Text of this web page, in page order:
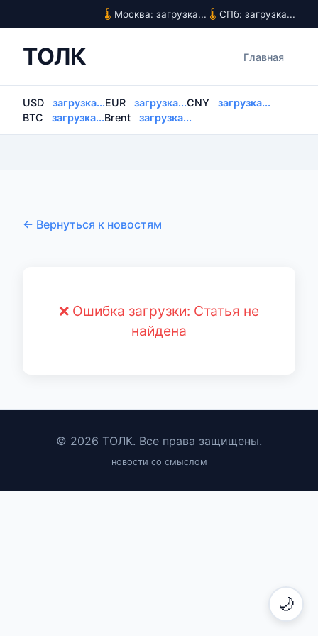
🌙
Москва: загрузка... СПб: загрузка...
ТОЛК Главная
USD загрузка...EUR загрузка...CNY
загрузка...
BTC
загрузка...Brent загрузка...
← Вернуться к новостям
❌ Ошибка загрузки: Статья не
найдена
© 2026 ТОЛК. Все права защищены.
новости со смыслом